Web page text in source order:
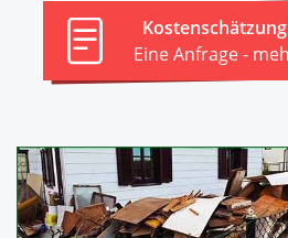
Eine Anfrage -